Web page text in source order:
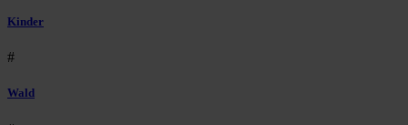
Kinder
#
Wald